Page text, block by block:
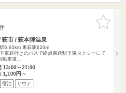
お気に入
りに追加
萩市 / 萩本陣温泉
6.80km 東萩駅820m
車萩行きのバスで終点東萩駅下車タクシーにて
動車道…
13:00～21:00
1,100円～
宿泊 サウナ